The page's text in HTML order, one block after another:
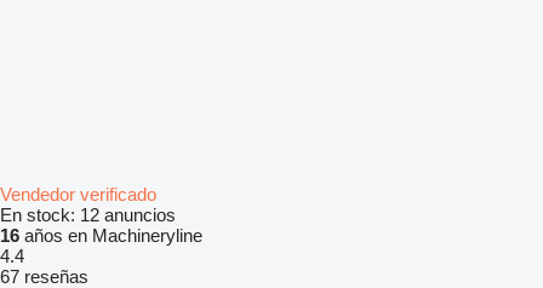
Vendedor verificado
En stock: 12 anuncios
16 años en Machineryline
4.4
67 reseñas